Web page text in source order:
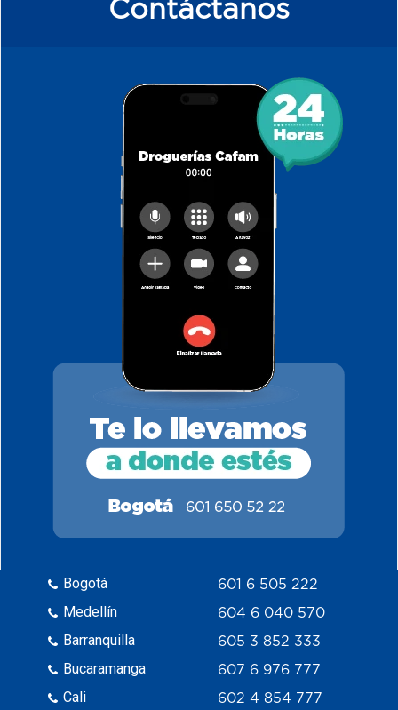
Contáctanos
Bogotá
Medellín
Barranquilla
Bucaramanga
Cali
601 6 505 222
604 6 040 570
605 3 852 333
607 6 976 777
602 4 854 777